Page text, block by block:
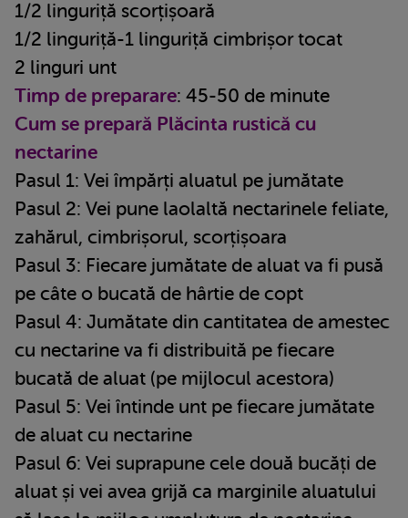
1/2 linguriță scorțișoară
1/2 linguriță-1 linguriță cimbrișor tocat
2 linguri unt
Timp de preparare: 45-50 de minute
Cum se prepară Plăcinta rustică cu
nectarine
Pasul 1: Vei împărți aluatul pe jumătate
Pasul 2: Vei pune laolaltă nectarinele feliate,
zahărul, cimbrișorul, scorțișoara
Pasul 3: Fiecare jumătate de aluat va fi pusă
pe câte o bucată de hârtie de copt
Pasul 4: Jumătate din cantitatea de amestec
cu nectarine va fi distribuită pe fiecare
bucată de aluat (pe mijlocul acestora)
Pasul 5: Vei întinde unt pe fiecare jumătate
de aluat cu nectarine
Pasul 6: Vei suprapune cele două bucăți de
aluat și vei avea grijă ca marginile aluatului